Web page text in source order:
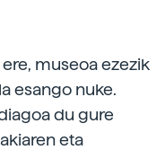
museoa ezezik
esango nuke.
du gure
eta